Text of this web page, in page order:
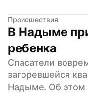
Происшествия
В Надыме
ребенка
Спасатели
загоревшейся
Надыме. Об